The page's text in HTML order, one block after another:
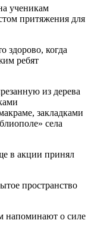
ученикам
притяжения для
здорово, когда
ребят
из дерева
закладками
села
в акции принял
пространство
напоминают о силе